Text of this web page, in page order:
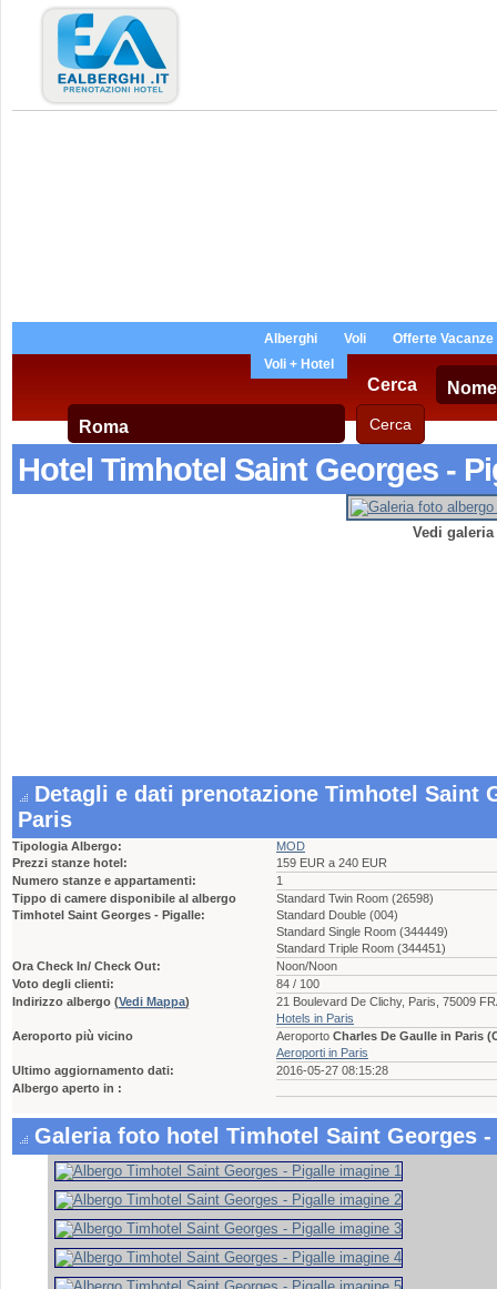
Alberghi Voli
Offerte Vacanze
Voli + Hotel
Cerca
Hotel Timhotel Saint Georges -
Vedi
Detagli e dati prenotazione Timhotel Saint
Paris
Tipologia Albergo:
MOD
Prezzi stanze hotel:
159 EUR a 240 EUR
Numero stanze e appartamenti:
1
Tippo di camere disponibile al albergo
Timhotel Saint Georges - Pigalle:
Standard Twin Room (26598)
Standard Double (004)
Standard Single Room (344449)
Standard Triple Room (344451)
Ora Check In/ Check Out:
Noon/Noon
Voto degli clienti:
84 / 100
Indirizzo albergo (Vedi Mappa)
21 Boulevard De Clichy, Paris, 75009
Hotels in Paris
Aeroporto più vicino
Aeroporto Charles De Gaulle in Paris
Aeroporti in Paris
Ultimo aggiornamento dati:
2016-05-27 08:15:28
Albergo aperto in :
Galeria foto hotel Timhotel Saint Georges